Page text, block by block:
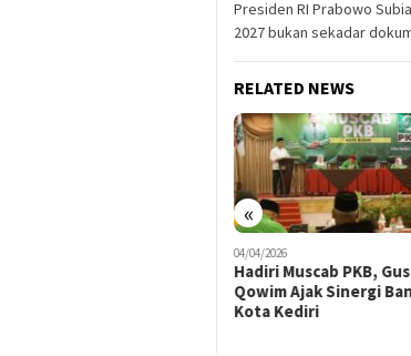
Presiden RI Prabowo
2027 bukan sekadar
RELATED NEWS
«
04/04/2026
Hadiri Muscab PKB, Gus
Qowim Ajak Sinergi
Kota Kediri